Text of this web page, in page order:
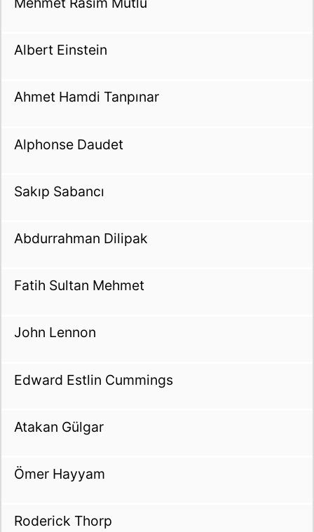
Albert Einstein
Ahmet Hamdi Tanpınar
Alphonse Daudet
Sakıp Sabancı
Abdurrahman Dilipak
Fatih Sultan Mehmet
John Lennon
Edward Estlin Cummings
Atakan Gülgar
Ömer Hayyam
Roderick Thorp